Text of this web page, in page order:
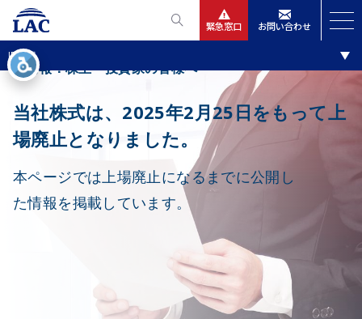
緊急窓口 お問い合わせ
IR情報
ニュースリリース
会社情報
IR情報
IR情報：株主・投資家の皆様へ
当社株式は、2025年2月25日をもって上
場廃止となりました。
本ページでは上場廃止になるまでに公開し
た情報を掲載しています。